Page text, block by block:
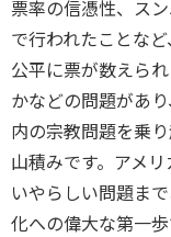
票率の信憑性、ス
で行われたことな
公平に票が数えら
かなどの問題があ
内の宗教問題を乗
山積みです。アメ
いやらしい問題ま
化への偉大な第一